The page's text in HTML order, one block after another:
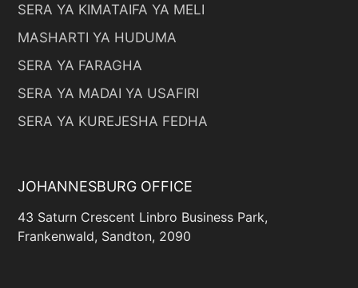
SERA YA KIMATAIFA YA MELI
MASHARTI YA HUDUMA
SERA YA FARAGHA
SERA YA MADAI YA USAFIRI
SERA YA KUREJESHA FEDHA
JOHANNESBURG OFFICE
43 Saturn Crescent Linbro Business Park,
Frankenwald, Sandton, 2090